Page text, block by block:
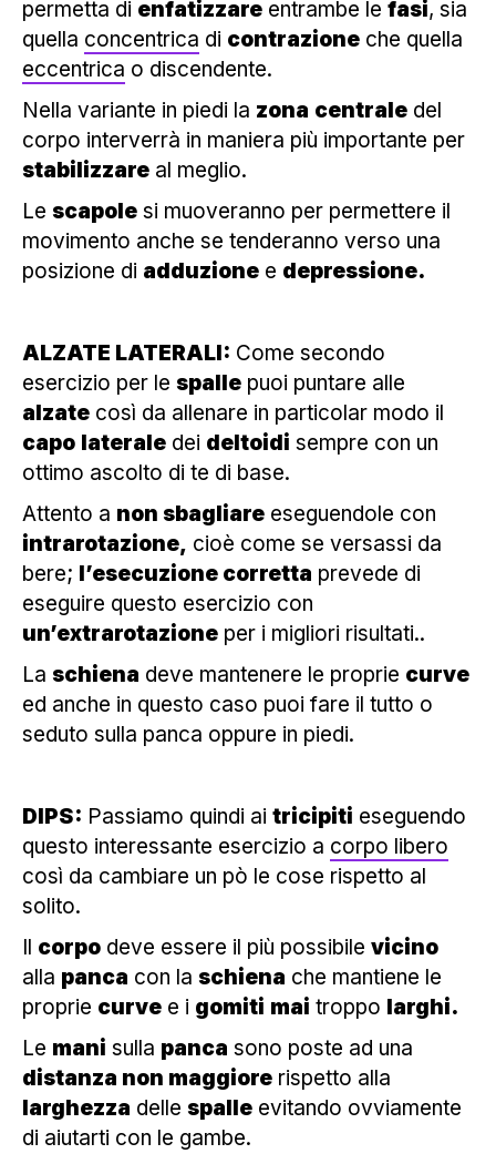
permetta di enfatizzare entrambe le fasi, sia
quella concentrica di contrazione che quella
eccentrica o discendente.
Nella variante in piedi la zona centrale del
corpo interverrà in maniera più importante per
stabilizzare al meglio.
Le scapole si muoveranno per permettere il
movimento anche se tenderanno verso una
posizione di adduzione e depressione.
ALZATE LATERALI: Come secondo
esercizio per le spalle puoi puntare alle
alzate così da allenare in particolar modo il
capo laterale dei deltoidi sempre con un
ottimo ascolto di te di base.
Attento a non sbagliare eseguendole con
intrarotazione, cioè come se versassi da
bere; l’esecuzione corretta prevede di
eseguire questo esercizio con
un’extrarotazione per i migliori risultati..
La schiena deve mantenere le proprie curve
ed anche in questo caso puoi fare il tutto o
seduto sulla panca oppure in piedi.
DIPS: Passiamo quindi ai tricipiti eseguendo
questo interessante esercizio a corpo libero
così da cambiare un pò le cose rispetto al
solito.
Il corpo deve essere il più possibile vicino
alla panca con la schiena che mantiene le
proprie curve e i gomiti mai troppo larghi.
Le mani sulla panca sono poste ad una
distanza non maggiore rispetto alla
larghezza delle spalle evitando ovviamente
di aiutarti con le gambe.